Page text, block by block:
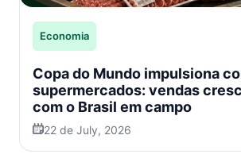
Economia
Copa do Mundo impulsiona
supermercados: vendas
com o Brasil em campo
22 de July, 2026